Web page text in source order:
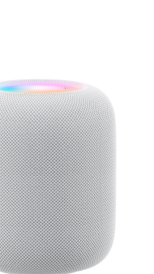
进
一
步
了
解
HomePod<